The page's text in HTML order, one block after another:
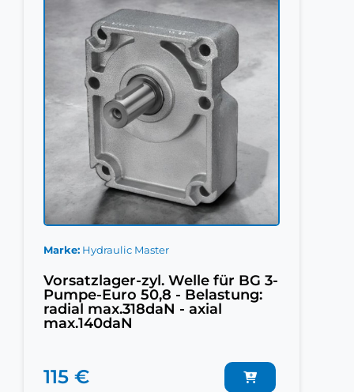
Marke Hydraulic Master
Vorsatzlager-zyl. Welle für BG 3-
Pumpe-Euro 50,8 - Belastung:
radial max.318daN - axial
max.140daN
115 €